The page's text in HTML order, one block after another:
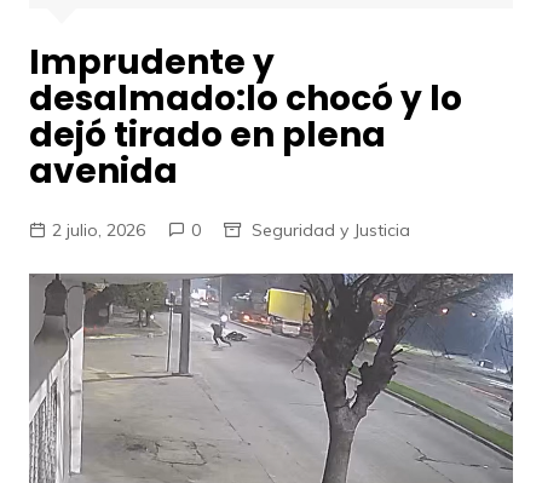
Imprudente y
desalmado:lo chocó y lo
dejó tirado en plena
avenida
2 julio, 2026 0 Seguridad y Justicia